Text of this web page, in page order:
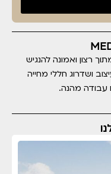
בשנת 2010 מתוך רצון ואמונה להנגיש
ושדרוג חללי מחייה
עבודה מהנה.